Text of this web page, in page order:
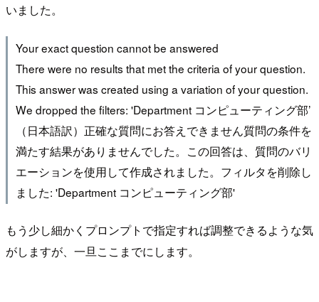
いました。
Your exact question cannot be answered
There were no results that met the criteria of your question.
This answer was created using a variation of your question.
We dropped the filters: 'Department コンピューティング部’
（日本語訳）正確な質問にお答えできません質問の条件を
満たす結果がありませんでした。この回答は、質問のバリ
エーションを使用して作成されました。フィルタを削除し
ました: 'Department コンピューティング部'
もう少し細かくプロンプトで指定すれば調整できるような気
がしますが、一旦ここまでにします。